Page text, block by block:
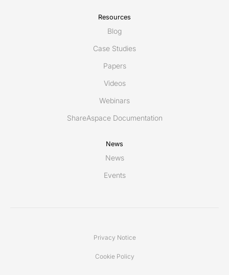
Resources
Blog
Case Studies
Papers
Videos
Webinars
ShareAspace Documentation
News
News
Events
Privacy Notice
Cookie Policy